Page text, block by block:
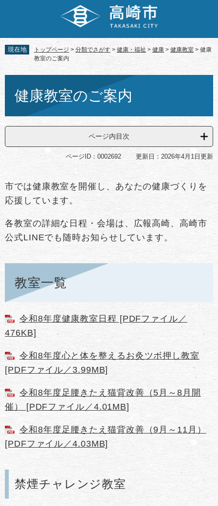
先
頭
す。
を
飛
し
へ
現在地 トップページ > 分類でさがす > 健康・福祉 > 健康 > 健康教室 > 健康
教室のご案内
健康教室のご案内
ページ内目次
ページID：0002692 更新日：2026年4月1日更新
市では健康教室を開催し、あなたの健康づくりを
応援しています。
各教室の詳細な日程・会場は、広報高崎、高崎市
公式LINEでも随時お知らせしています。
教室一覧
令和8年度健康教室日程 [PDFファイル／
476KB]
令和8年度心と体を整えるお灸ツボ押し教室
[PDFファイル／3.99MB]
令和8年度足腰きたえ猫背改善（5月～8月開
催） [PDFファイル／4.01MB]
令和8年度足腰きたえ猫背改善（9月～11月）
[PDFファイル／4.03MB]
禁煙チャレンジ教室